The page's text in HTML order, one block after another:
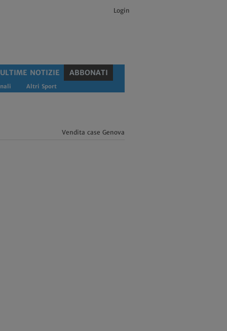
Login
ULTIME NOTIZIE ABBONATI
Altri Sport
Vendita case Genova